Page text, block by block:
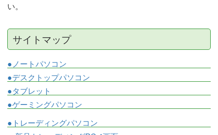
い。
サイトマップ
●ノートパソコン
●デスクトップパソコン
●タブレット
●ゲーミングパソコン
●トレーディングパソコン